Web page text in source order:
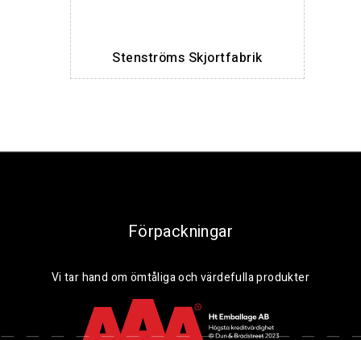
Stenströms Skjortfabrik
Förpackningar
Vi tar hand om ömtåliga och värdefulla produkter